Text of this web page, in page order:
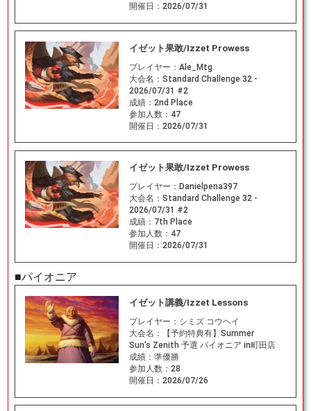
開催日： 2026/07/31
イゼット果敢/Izzet Prowess
プレイヤー： Ale_Mtg
大会名： Standard Challenge 32 -
2026/07/31 #2
成績： 2nd Place
参加人数： 47
開催日： 2026/07/31
イゼット果敢/Izzet Prowess
プレイヤー： Danielpena397
大会名： Standard Challenge 32 -
2026/07/31 #2
成績： 7th Place
参加人数： 47
開催日： 2026/07/31
■パイオニア
イゼット講義/Izzet Lessons
プレイヤー： シミズ コウヘイ
大会名：
【予約特典有】Summer
Sun's Zenith 予選 パイオニア in町田店
成績： 準優勝
参加人数： 28
開催日： 2026/07/26